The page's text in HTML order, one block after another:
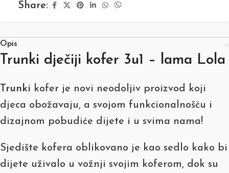
Share:
Opis
Trunki dječiji kofer 3u1 – lama Lola
Trunki kofer je novi neodoljiv proizvod koji
djeca obožavaju, a svojom funkcionalnošću i
dizajnom pobudiće dijete i u svima nama!
Sjedište kofera oblikovano je kao sedlo kako bi
dijete uživalo u vožnji svojim koferom, dok su